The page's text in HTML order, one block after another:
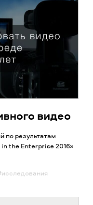
видео
по результатам
the Enterprise 2016»